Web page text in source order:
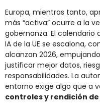
Europa, mientras tanto,
más “activa” ocurre a la
gobernanza. El
IA de la UE se escalona,
alcanzan 2026,
justificar mejor datos,
responsabilidades. La
entorno exige algo que a
controles y rendición